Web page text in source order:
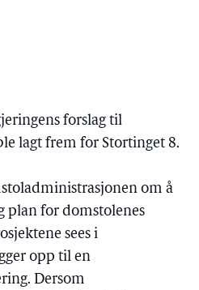
forslag til
lagt frem for Stortinget 8.
om å
plan for domstolenes
sees i
opp til en
Dersom